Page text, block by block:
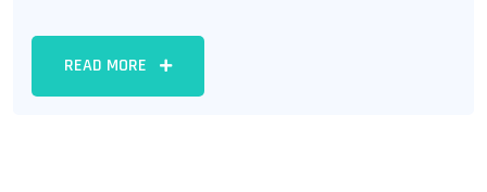
READ MORE